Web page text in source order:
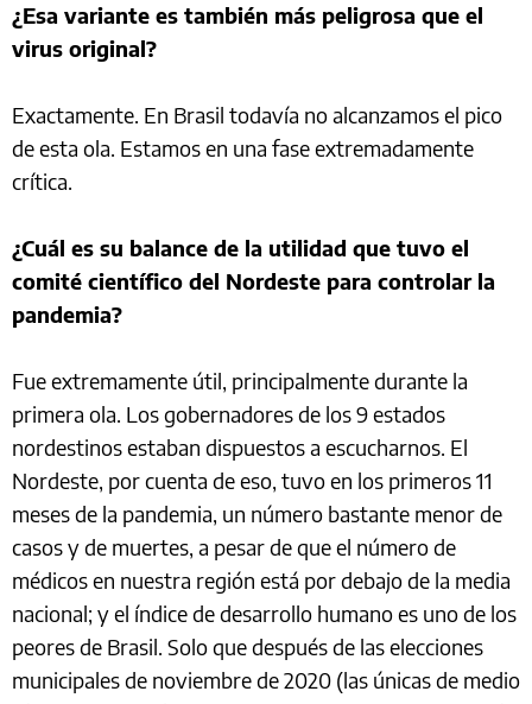
¿Esa variante es también más peligrosa que el
virus original?
Exactamente. En Brasil todavía no alcanzamos el pico
de esta ola. Estamos en una fase extremadamente
crítica.
¿Cuál es su balance de la utilidad que tuvo el
comité científico del Nordeste para controlar la
pandemia?
Fue extremamente útil, principalmente durante la
primera ola. Los gobernadores de los 9 estados
nordestinos estaban dispuestos a escucharnos. El
Nordeste, por cuenta de eso, tuvo en los primeros 11
meses de la pandemia, un número bastante menor de
casos y de muertes, a pesar de que el número de
médicos en nuestra región está por debajo de la media
nacional; y el índice de desarrollo humano es uno de los
peores de Brasil. Solo que después de las elecciones
municipales de noviembre de 2020 (las únicas de medio